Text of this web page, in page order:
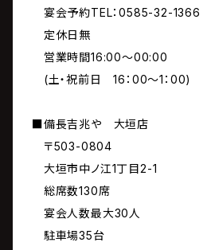
宴会予約TEL：0585-32-1366
定休日無
営業時間16:00～00:00
(土・祝前日 16：00～1：00)
■備長吉兆や 大垣店
〒503-0804
大垣市中ノ江1丁目2-1
総席数130席
宴会人数最大30人
駐車場35台